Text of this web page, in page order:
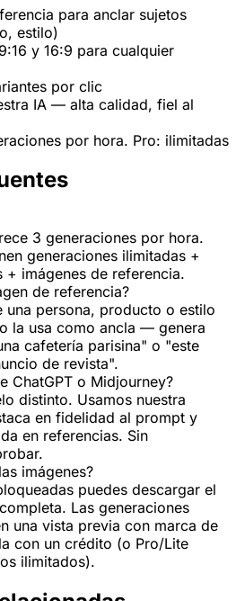
para anclar sujetos
estilo)
y 16:9 para cualquier
por clic
IA — alta calidad, fiel al
por hora. Pro: ilimitadas
3 generaciones por hora.
generaciones ilimitadas +
+ imágenes de referencia.
de referencia?
una persona, producto o estilo
la usa como ancla — genera
cafetería parisina" o "este
de revista".
ChatGPT o Midjourney?
distinto. Usamos nuestra
en fidelidad al prompt y
en referencias. Sin
imágenes?
puedes descargar el
Las generaciones
una vista previa con marca de
con un crédito (o Pro/Lite
ilimitados).